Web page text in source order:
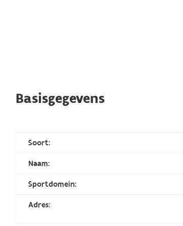
Basisgegevens
Soort:
Naam:
Sportdomein:
Adres: